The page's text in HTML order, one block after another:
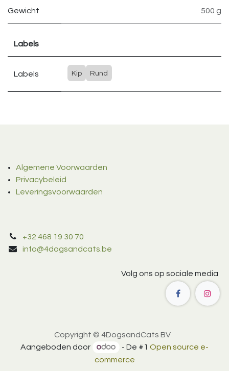
Gewicht 500 g
Labels
Labels Kip Rund
Algemene Voorwaarden
Privacybeleid
Leveringsvoorwaarden
+32 468 19 30 70
info@4dogsandcats.be
Volg ons op sociale media
Copyright © 4DogsandCats BV
Aangeboden door
- De #1 Open source e-
commerce